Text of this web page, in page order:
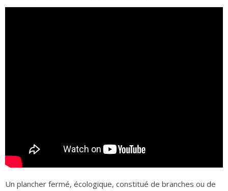
Un plancher fermé, écologique, constitué de branches ou de